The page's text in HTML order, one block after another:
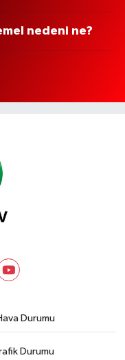
nedeni ne?
Durumu
Durumu